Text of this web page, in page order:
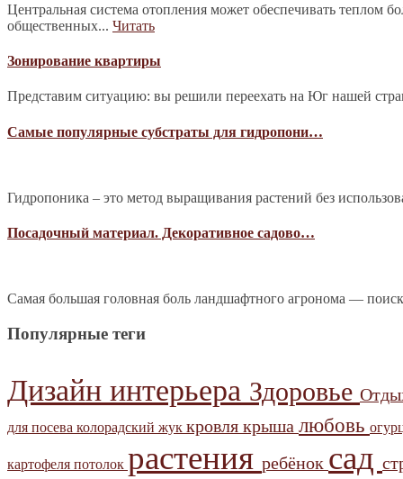
Центральная система отопления может обеспечивать
общественных... Читать
Зонирование квартиры
Представим ситуацию: вы решили переехать на Юг нашей
Самые популярные субстраты для гидропони…
Гидропоника – это метод выращивания растений без
Посадочный материал. Декоративное садово…
Самая большая головная боль ландшафтного агронома —
Популярные теги
Дизайн интерьера Здоровье
для посева колорадский жук кровля крыша любовь
картофеля потолок растения ребёнок сад